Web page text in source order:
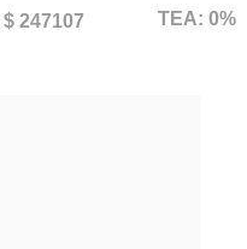
$ 247107 TEA: 0%